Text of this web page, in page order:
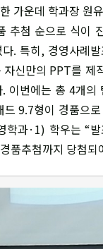
가운데 학과장
첨 순으로 식이
. 특히, 경영사례
자신만의 PPT를
이번에는 총 4개
9.7형이 경품으
학과·1) 학우는 “
품추첨까지 당첨